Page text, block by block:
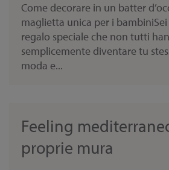
Come decorare in un batter
maglietta unica per i
regalo speciale che non tutti
semplicemente diventare tu
moda e...
Feeling
proprie mura